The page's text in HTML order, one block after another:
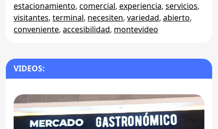
estacionamiento, comercial, experiencia, servicios,
visitantes, terminal, necesiten, variedad, abierto,
conveniente, accesibilidad, montevideo
VIDEOS: